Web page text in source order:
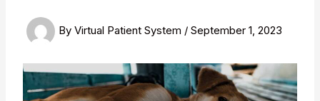
ByVirtual Patient System /September 1, 2023